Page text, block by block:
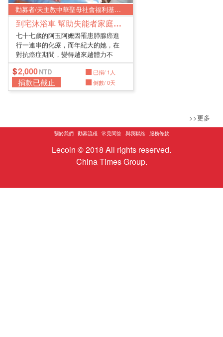
勸募者/天主教中華聖母社會福利基金會
到宅沐浴車 幫助失能者家庭澡回幸福
七十七歲的阿玉阿嬤因罹患肺腺癌進
行一連串的化療，而年紀大的她，在
對抗癌症期間，變得越來越體力不
支、加...
2,000 已捐/ 1人
捐款已截止 倒數/ 0天
>>更多
關於我們 勸募流程 常見問答 與我聯絡 服務條款
Lecoin © 2018 All rights reserved.
China Times Group.